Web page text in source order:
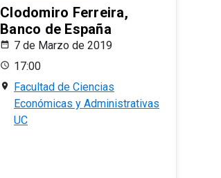
Clodomiro Ferreira,
Banco de España
7 de Marzo de 2019
17:00
Facultad de Ciencias
Económicas y Administrativas
UC